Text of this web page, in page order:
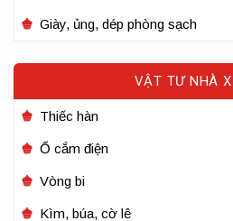
Giày, ủng, dép phòng sạch
VẬT TƯ NHÀ
Thiếc hàn
Ổ cắm điện
Vòng bi
Kìm, búa, cờ lê